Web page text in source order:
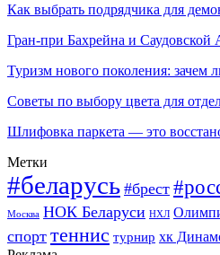
Как выбрать подрядчика для
Гран-при Бахрейна и Саудовской
Туризм нового поколения: зачем
Советы по выбору цвета для
Шлифовка паркета — это
Метки
#беларусь #брест
Москва НОК Беларуси НХЛ
спорт теннис турнир хк